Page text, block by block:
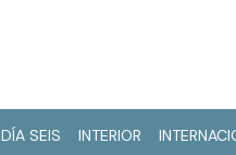
DÍA SEIS INTERIOR